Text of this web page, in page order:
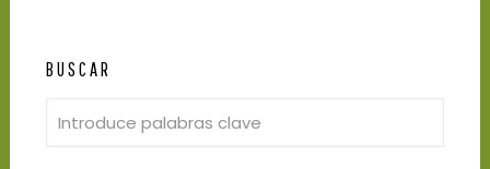
BUSCAR